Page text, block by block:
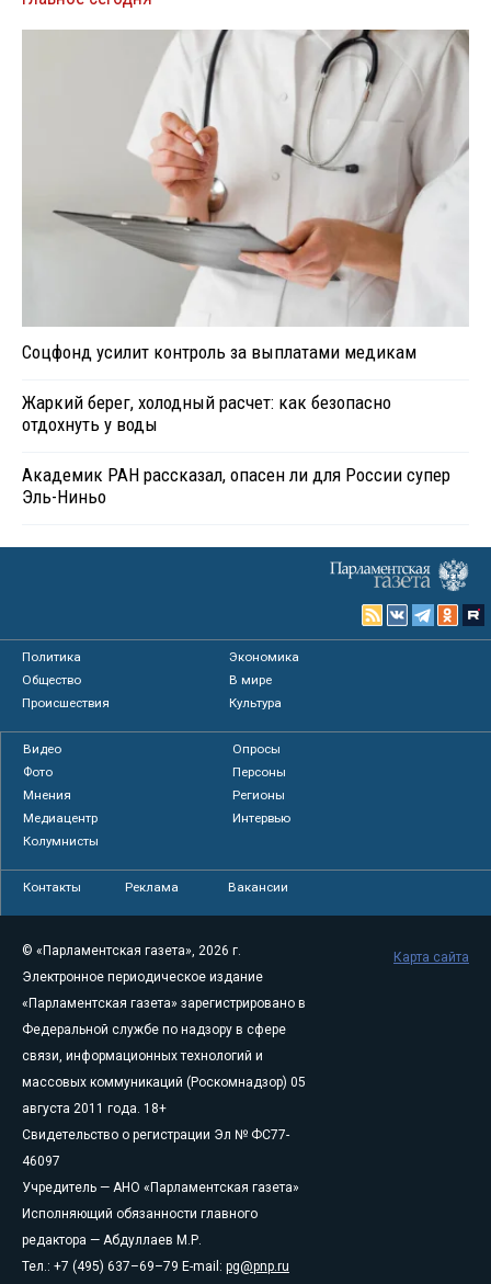
Соцфонд усилит контроль за выплатами медикам
Жаркий берег, холодный расчет: как безопасно
отдохнуть у воды
Академик РАН рассказал, опасен ли для России супер
Эль-Ниньо
Политика
Экономика
Общество
В мире
Происшествия
Культура
Видео
Опросы
Фото
Персоны
Мнения
Регионы
Медиацентр
Интервью
Колумнисты
Контакты Реклама Вакансии
© «Парламентская газета», 2026 г.
Электронное периодическое издание
«Парламентская газета» зарегистрировано в
Федеральной службе по надзору в сфере
связи, информационных технологий и
массовых коммуникаций (Роскомнадзор) 05
августа 2011 года. 18+
Свидетельство о регистрации Эл № ФС77-
46097
Учредитель — АНО «Парламентская газета»
Исполняющий обязанности главного
редактора — Абдуллаев М.Р.
Тел.: +7 (495) 637–69–79 E-mail: pg@pnp.ru
Карта сайта